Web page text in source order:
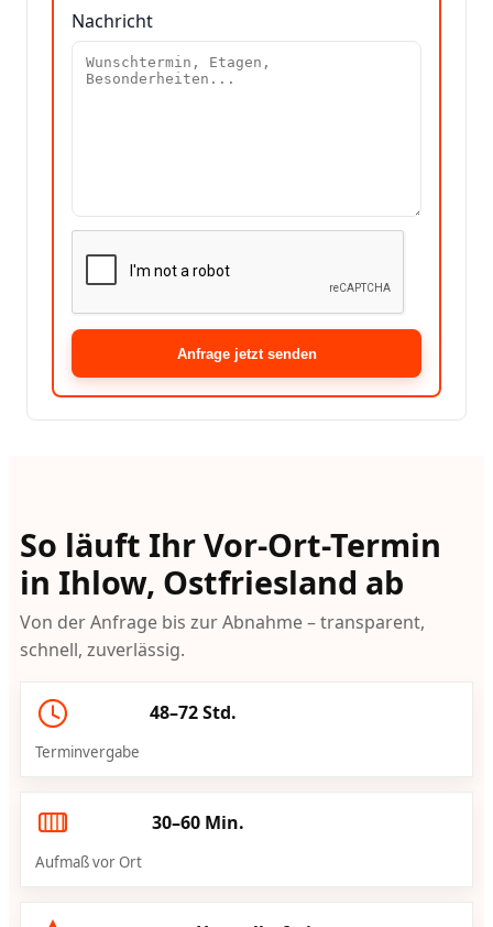
Nachricht
Anfrage jetzt senden
So läuft Ihr Vor-Ort-Termin
in Ihlow, Ostfriesland ab
Von der Anfrage bis zur Abnahme – transparent,
schnell, zuverlässig.
48–72 Std.
Terminvergabe
30–60 Min.
Aufmaß vor Ort